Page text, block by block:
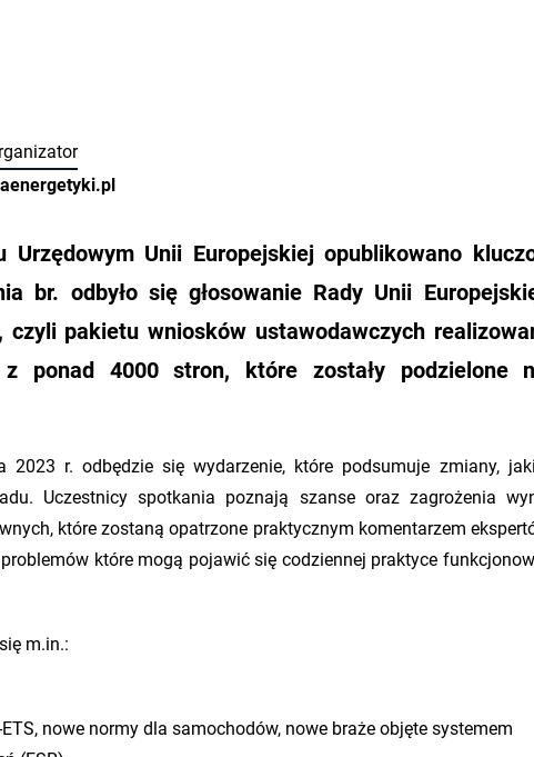
Unii Europejskiej opublikowano
br. odbyło się głosowanie Rady Unii
czyli pakietu wniosków ustawodawczych
ponad 4000 stron, które zostały podzielone
r. odbędzie się wydarzenie, które podsumuje zmiany,
Uczestnicy spotkania poznają szanse oraz zagrożenia
które zostaną opatrzone praktycznym komentarzem
które mogą pojawić się codziennej praktyce
m.in.:
nowe normy dla samochodów, nowe braże objęte systemem